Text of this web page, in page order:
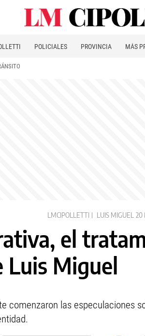
POLICIALES PROVINCIA MÁS
LMCIPOLLETTI LUIS MIGUEL 20
el
Luis Miguel
comenzaron las especulaciones